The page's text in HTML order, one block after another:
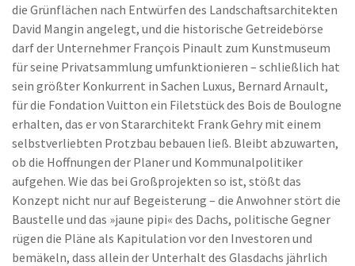
die Grünflächen nach Entwürfen des Landschaftsarchitekten
David Mangin angelegt, und die historische Getreidebörse
darf der Unternehmer François Pinault zum Kunstmuseum
für seine Privatsammlung umfunktionieren – schließlich hat
sein größter Konkurrent in Sachen Luxus, Bernard Arnault,
für die Fondation Vuitton ein Filetstück des Bois de Boulogne
erhalten, das er von Stararchitekt Frank Gehry mit einem
selbstverliebten Protzbau bebauen ließ. Bleibt abzuwarten,
ob die Hoffnungen der Planer und Kommunalpolitiker
aufgehen. Wie das bei Großprojekten so ist, stößt das
Konzept nicht nur auf Begeisterung – die Anwohner stört die
Baustelle und das »jaune pipi« des Dachs, politische Gegner
rügen die Pläne als Kapitulation vor den Investoren und
bemäkeln, dass allein der Unterhalt des Glasdachs jährlich